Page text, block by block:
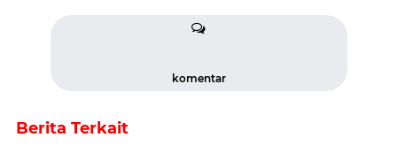
komentar
Berita Terkait